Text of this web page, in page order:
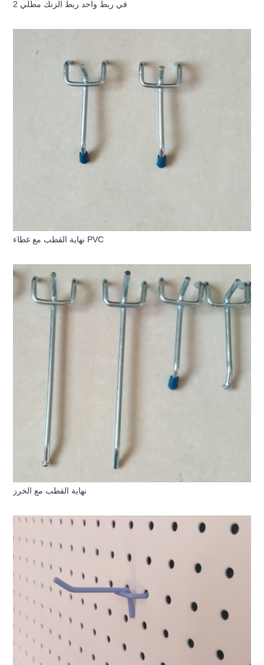
2 في ربط واحد ربط الزنك مطلي
نهاية القطب مع غطاء PVC
نهاية القطب مع الخرز